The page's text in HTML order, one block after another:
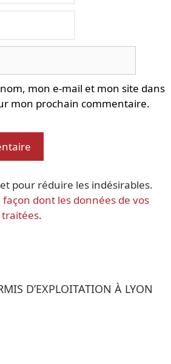
mon e-mail et mon site dans
mon prochain commentaire.
pour réduire les indésirables.
façon dont les données de vos
.
D’EXPLOITATION À LYON